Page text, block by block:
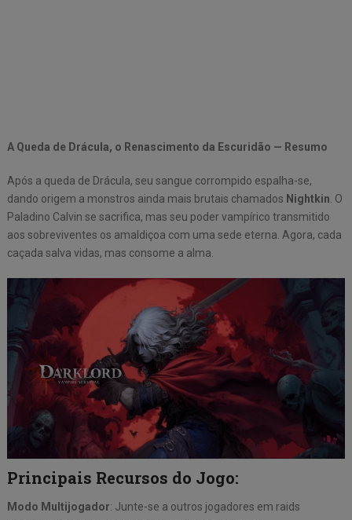
A Queda de Drácula, o Renascimento da Escuridão — Resumo
Após a queda de Drácula, seu sangue corrompido espalha-se,
dando origem a monstros ainda mais brutais chamados Nightkin . O
Paladino Calvin se sacrifica, mas seu poder vampírico transmitido
aos sobreviventes os amaldiçoa com uma sede eterna. Agora, cada
caçada salva vidas, mas consome a alma.
Principais Recursos do Jogo:
Modo Multijogador: Junte-se a outros jogadores em raids